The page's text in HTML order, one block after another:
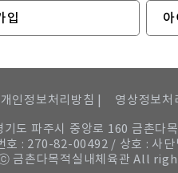
입
개인정보처리방침 | 영상정보처
도 파주시 중앙로 160 금촌다
호 : 270-82-00492 / 상호 : 사
금촌다목적실내체육관 All